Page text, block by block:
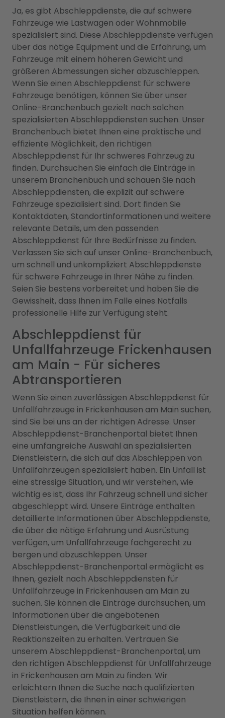
Ja, es gibt Abschleppdienste, die auf schwere
Fahrzeuge wie Lastwagen oder Wohnmobile
spezialisiert sind. Diese Abschleppdienste verfügen
über das nötige Equipment und die Erfahrung, um
Fahrzeuge mit einem höheren Gewicht und
größeren Abmessungen sicher abzuschleppen.
Wenn Sie einen Abschleppdienst für schwere
Fahrzeuge benötigen, können Sie über unser
Online-Branchenbuch gezielt nach solchen
spezialisierten Abschleppdiensten suchen. Unser
Branchenbuch bietet Ihnen eine praktische und
effiziente Möglichkeit, den richtigen
Abschleppdienst für Ihr schweres Fahrzeug zu
finden. Durchsuchen Sie einfach die Einträge in
unserem Branchenbuch und schauen Sie nach
Abschleppdiensten, die explizit auf schwere
Fahrzeuge spezialisiert sind. Dort finden Sie
Kontaktdaten, Standortinformationen und weitere
relevante Details, um den passenden
Abschleppdienst für Ihre Bedürfnisse zu finden.
Verlassen Sie sich auf unser Online-Branchenbuch,
um schnell und unkompliziert Abschleppdienste
für schwere Fahrzeuge in Ihrer Nähe zu finden.
Seien Sie bestens vorbereitet und haben Sie die
Gewissheit, dass Ihnen im Falle eines Notfalls
professionelle Hilfe zur Verfügung steht.
Abschleppdienst für
Unfallfahrzeuge Frickenhausen
am Main - Für sicheres
Abtransportieren
Wenn Sie einen zuverlässigen Abschleppdienst für
Unfallfahrzeuge in Frickenhausen am Main suchen,
sind Sie bei uns an der richtigen Adresse. Unser
Abschleppdienst-Branchenportal bietet Ihnen
eine umfangreiche Auswahl an spezialisierten
Dienstleistern, die sich auf das Abschleppen von
Unfallfahrzeugen spezialisiert haben. Ein Unfall ist
eine stressige Situation, und wir verstehen, wie
wichtig es ist, dass Ihr Fahrzeug schnell und sicher
abgeschleppt wird. Unsere Einträge enthalten
detaillierte Informationen über Abschleppdienste,
die über die nötige Erfahrung und Ausrüstung
verfügen, um Unfallfahrzeuge fachgerecht zu
bergen und abzuschleppen. Unser
Abschleppdienst-Branchenportal ermöglicht es
Ihnen, gezielt nach Abschleppdiensten für
Unfallfahrzeuge in Frickenhausen am Main zu
suchen. Sie können die Einträge durchsuchen, um
Informationen über die angebotenen
Dienstleistungen, die Verfügbarkeit und die
Reaktionszeiten zu erhalten. Vertrauen Sie
unserem Abschleppdienst-Branchenportal, um
den richtigen Abschleppdienst für Unfallfahrzeuge
in Frickenhausen am Main zu finden. Wir
erleichtern Ihnen die Suche nach qualifizierten
Dienstleistern, die Ihnen in einer schwierigen
Situation helfen können.